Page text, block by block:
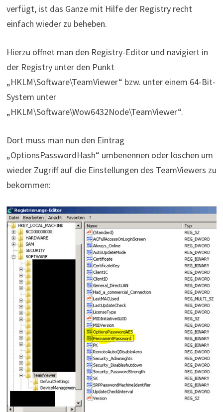
verfügt, ist das Ganze mit Hilfe der Registry recht
einfach wieder zu beheben.
Hierzu öffnet man den Registry-Editor und navigiert in
der Registry unter den Punkt
„HKLM\Software\TeamViewer“ bzw. unter einem 64-Bit-
System unter
„HKLM\Software\Wow6432Node\TeamViewer“.
Dort muss man nun den Eintrag
„OptionsPasswordHash“ umbenennen oder löschen um
wieder Zugriff auf die Einstellungen des TeamViewers zu
bekommen: